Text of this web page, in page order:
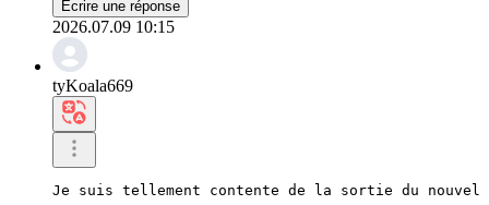
Écrire une réponse
2026.07.09 10:15
tyKoala669
Je suis tellement contente de la sortie du nouvel